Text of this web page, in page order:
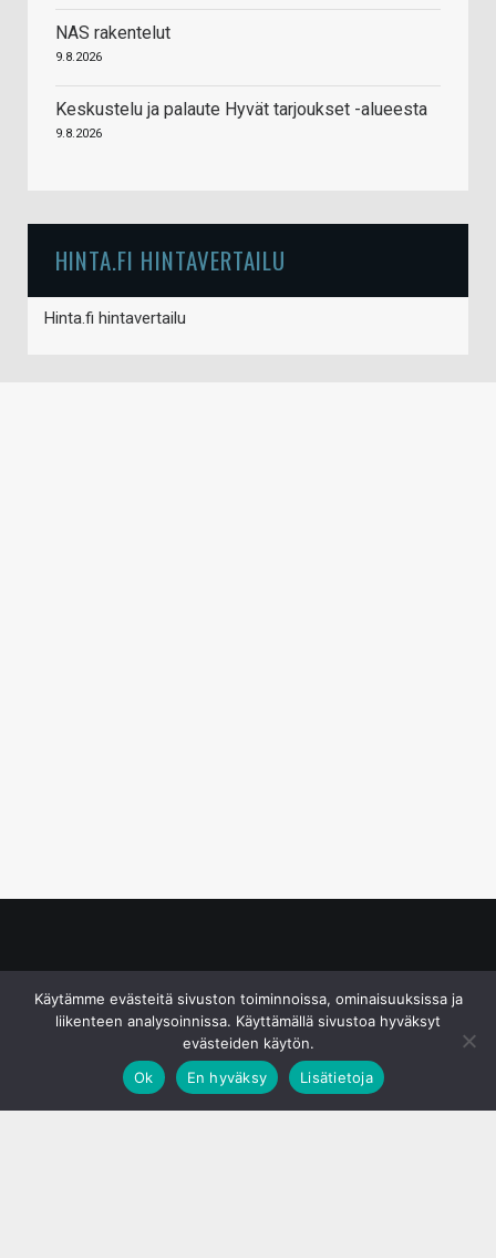
NAS rakentelut
9.8.2026
Keskustelu ja palaute Hyvät tarjoukset -alueesta
9.8.2026
HINTA.FI HINTAVERTAILU
Hinta.fi hintavertailu
Käytämme evästeitä sivuston toiminnoissa, ominaisuuksissa ja
liikenteen analysoinnissa. Käyttämällä sivustoa hyväksyt
evästeiden käytön.
Ok
En hyväksy Lisätietoja